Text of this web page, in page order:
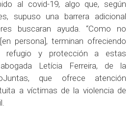
al covid-19, algo que, según
supuso una barrera adicional
buscaran ayuda. “Como no
persona], terminan ofreciendo
refugio y protección a estas
Letícia Ferreira, de la
que ofrece atención
a víctimas de la violencia de